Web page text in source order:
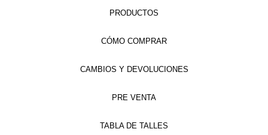
PRODUCTOS
CÓMO COMPRAR
CAMBIOS Y DEVOLUCIONES
PRE VENTA
TABLA DE TALLES